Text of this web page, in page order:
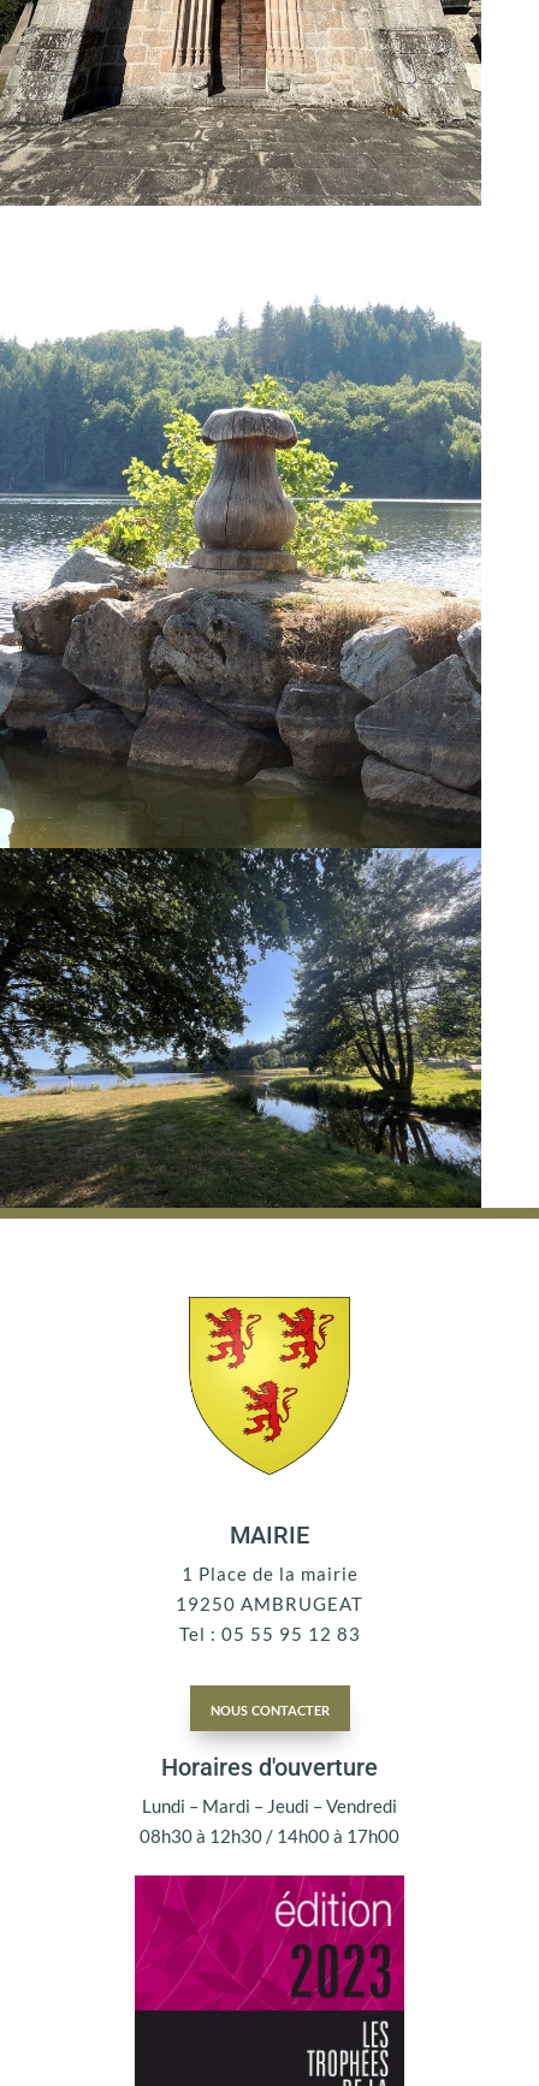
MAIRIE
1 Place de la mairie
19250 AMBRUGEAT
Tel : 05 55 95 12 83
nous contacter
Horaires d'ouverture
Lundi – Mardi – Jeudi – Vendredi
08h30 à 12h30 / 14h00 à 17h00